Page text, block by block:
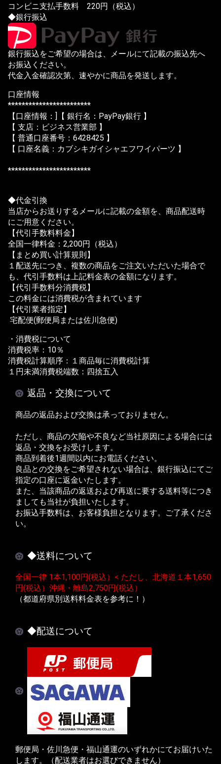
コンビニ支払手数料 220円（税込）
◆銀行振込
銀行振込をご希望の場合は、メールにて記載の振込先へ
お振込ください。
代金入金確認次第、速やかに商品を発送します。
口座情報
************************
【口座情報：]【 銀行名：PayPay銀行 】
【 支店：ビジネス営業部 】
【 普通口座番号：6428425 】
【 口座名義：カブシキガイシャエフワイパーツ 】
************************
◆代金引換
当店からお送りするメールに記載の金額を、商品配送時
にご用意ください。
【代引手数料料金】
全国一律料金：2,200円（税込）
【まとめ買い計算規則】
１配送先につき、複数の商品をご注文いただいた場合で
も、代引手数料は上記料金表の金額になります。
【代引手数料分消費税】
この料金には消費税が含まれています
【代引業者指定】
宅配便(郵便局または佐川急便)
・消費税について
消費税率：10％
消費税計算順序：１商品毎に消費税計算
１円未満消費税端数：四捨五入
返品・交換について
商品の返品および交換は承っておりません。
ただし、商品の欠陥や不良など当社原因による場合には
返品・交換をお受けします。
商品到着後1週間以内にお電話ください。
良品との交換をご希望されない場合は、銀行振込にてご
指定の口座に返金いたします。
また、当該商品の返送および再送に要する送料等につき
ましても当社が負担いたします。
お振込手数料は、お客様負担となります。ご了承くださ
い。
◆送料について
全国一律 1本1,100円(税込）< ただし、北海道１本1,650
円(税込）沖縄・離島2,750円(税込）
（都道府県別送料料金表を参考に！）
◆配送について
郵便局・佐川急便・福山通運のいずれかにてお届けいた
します。（配送業者はお選びできません）